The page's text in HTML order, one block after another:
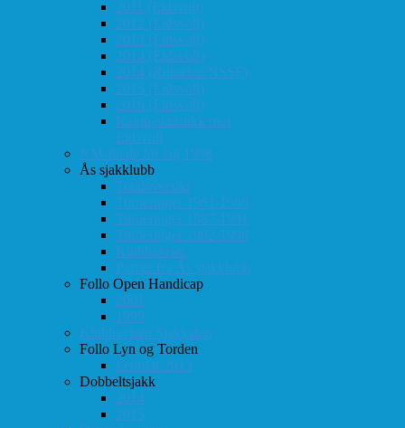
2011 (Eidsvoll)
2012 (Eidsvoll)
2013 (Eidsvoll)
2014 (Eidsvoll)
2014 (Rokaden/NSSF)
2015 (Eidsvoll)
2016 (Eidsvoll)
Kamp-statistikk mot
Eidsvoll
NM-finale for lag 1998
Ås sjakklubb
Totaloversikt
Turneringer 1981-1986
Turneringer 1987-1991
Turneringer 1992-1996
Klubbaviser
Partier fra Ås sjakklubb
Follo Open Handicap
2001
1999
Klubbavisen Sjakkalen
Follo Lyn og Torden
Februar 2013
Dobbeltsjakk
2014
2015